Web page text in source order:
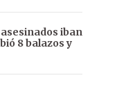
iban
8 balazos y